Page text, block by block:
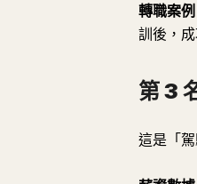
轉職案例
訓後，
第 3
這是「